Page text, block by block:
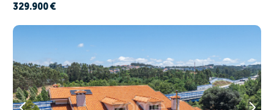
329.900 €